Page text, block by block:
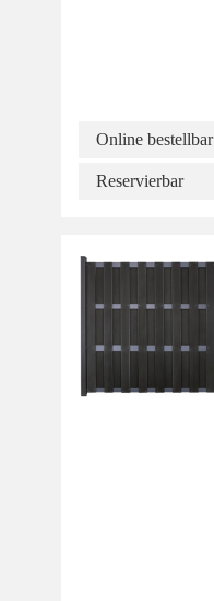
Online bestellbar
Reservierbar